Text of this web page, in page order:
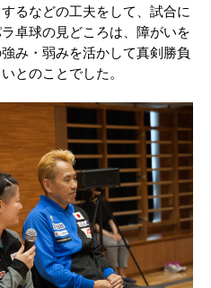
るなどの工夫をして、試合に
卓球の見どころは、障がいを
み・弱みを活かして真剣勝負
とのことでした。